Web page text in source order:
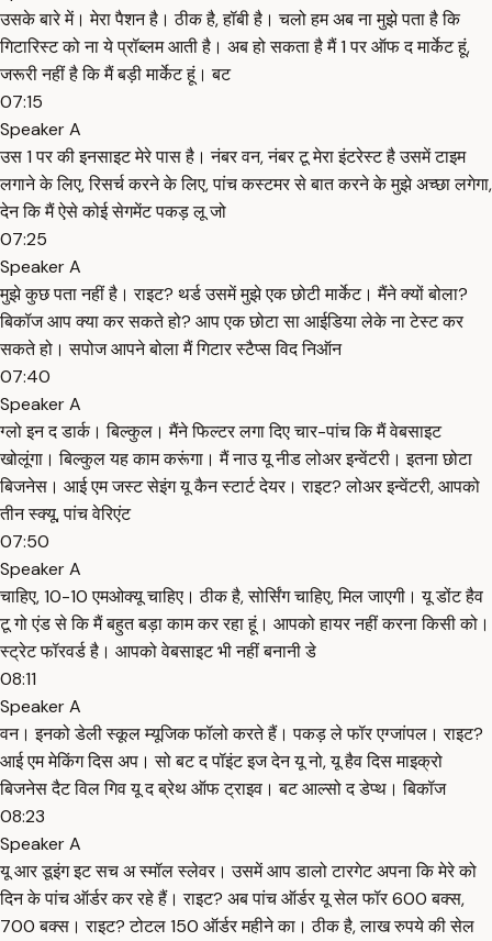
उसके बारे में। मेरा पैशन है। ठीक है, हॉबी है। चलो हम अब ना मुझे पता है कि
गिटारिस्ट को ना ये प्रॉब्लम आती है। अब हो सकता है मैं 1 पर ऑफ द मार्केट हूं,
जरूरी नहीं है कि मैं बड़ी मार्केट हूं। बट
07:15
Speaker A
उस 1 पर की इनसाइट मेरे पास है। नंबर वन, नंबर टू मेरा इंटरेस्ट है उसमें टाइम
लगाने के लिए, रिसर्च करने के लिए, पांच कस्टमर से बात करने के मुझे अच्छा लगेगा,
देन कि मैं ऐसे कोई सेगमेंट पकड़ लू जो
07:25
Speaker A
मुझे कुछ पता नहीं है। राइट? थर्ड उसमें मुझे एक छोटी मार्केट। मैंने क्यों बोला?
बिकॉज आप क्या कर सकते हो? आप एक छोटा सा आईडिया लेके ना टेस्ट कर
सकते हो। सपोज आपने बोला मैं गिटार स्टैप्स विद निऑन
07:40
Speaker A
ग्लो इन द डार्क। बिल्कुल। मैंने फिल्टर लगा दिए चार-पांच कि मैं वेबसाइट
खोलूंगा। बिल्कुल यह काम करूंगा। मैं नाउ यू नीड लोअर इन्वेंटरी। इतना छोटा
बिजनेस। आई एम जस्ट सेइंग यू कैन स्टार्ट देयर। राइट? लोअर इन्वेंटरी, आपको
तीन स्क्यू, पांच वेरिएंट
07:50
Speaker A
चाहिए, 10-10 एमओक्यू चाहिए। ठीक है, सोर्सिंग चाहिए, मिल जाएगी। यू डोंट हैव
टू गो एंड से कि मैं बहुत बड़ा काम कर रहा हूं। आपको हायर नहीं करना किसी को।
स्ट्रेट फॉरवर्ड है। आपको वेबसाइट भी नहीं बनानी डे
08:11
Speaker A
वन। इनको डेली स्कूल म्यूजिक फॉलो करते हैं। पकड़ ले फॉर एग्जांपल। राइट?
आई एम मेकिंग दिस अप। सो बट द पॉइंट इज देन यू नो, यू हैव दिस माइक्रो
बिजनेस दैट विल गिव यू द ब्रेथ ऑफ ट्राइव। बट आल्सो द डेप्थ। बिकॉज
08:23
Speaker A
यू आर डूइंग इट सच अ स्मॉल स्लेवर। उसमें आप डालो टारगेट अपना कि मेरे को
दिन के पांच ऑर्डर कर रहे हैं। राइट? अब पांच ऑर्डर यू सेल फॉर 600 बक्स,
700 बक्स। राइट? टोटल 150 ऑर्डर महीने का। ठीक है, लाख रुपये की सेल